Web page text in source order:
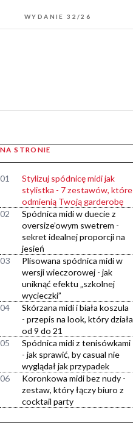
WYDANIE 32/26
NA STRONIE
01
Stylizuj spódnicę midi jak
stylistka - 7 zestawów, które
odmienią Twoją garderobę
02
Spódnica midi w duecie z
oversize’owym swetrem -
sekret idealnej proporcji na
jesień
03
Plisowana spódnica midi w
wersji wieczorowej - jak
uniknąć efektu „szkolnej
wycieczki”
04
Skórzana midi i biała koszula
- przepis na look, który działa
od 9 do 21
05
Spódnica midi z tenisówkami
- jak sprawić, by casual nie
wyglądał jak przypadek
06
Koronkowa midi bez nudy -
zestaw, który łączy biuro z
cocktail party